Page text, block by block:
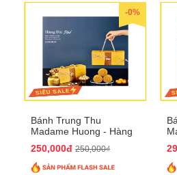
-0%
Bánh Trung Thu
Madame Huong - Hàng
250,000đ 250,000₫